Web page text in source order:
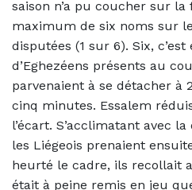
saison n’a pu coucher sur
maximum de six noms sur
disputées (1 sur 6). Six,
d’Eghezéens présents au
parvenaient à se détacher à
cinq minutes. Essalem
l’écart. S’acclimatant avec
les Liégeois prenaient
heurté le cadre, ils recollait
était à peine remis en jeu